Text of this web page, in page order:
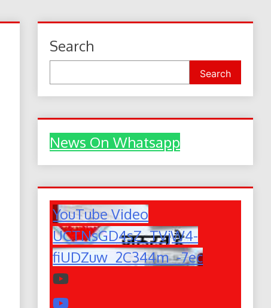
Search
Search
News On Whatsapp
YouTube Video
UCTNsGD4sZ_TVjW4-
fiUDZuw_2C344m_-7ec